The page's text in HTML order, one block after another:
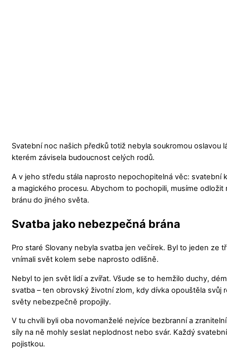
Svatební noc našich předků totiž nebyla soukromou
kterém závisela budoucnost celých rodů.
A v jeho středu stála naprosto nepochopitelná věc:
a magického procesu. Abychom to pochopili, musíme
bránu do jiného světa.
Svatba jako nebezpečná brána
Pro staré Slovany nebyla svatba jen večírek. Byl to jeden
vnímali svět kolem sebe naprosto odlišně.
Nebyl to jen svět lidí a zvířat. Všude se to hemžilo duchy,
svatba – ten obrovský životní zlom, kdy dívka opouštěla
světy nebezpečně propojily.
V tu chvíli byli oba novomanželé nejvíce bezbranní a
síly na ně mohly seslat neplodnost nebo svár. Každý
pojistkou.